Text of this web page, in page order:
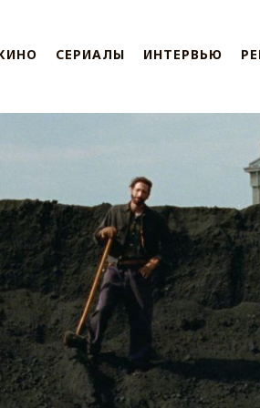
СЕРИАЛЫ ИНТЕРВЬЮ